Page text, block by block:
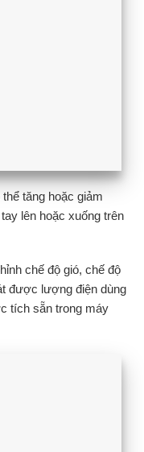
tăng hoặc giảm
lên hoặc xuống trên
chế độ gió, chế độ
được lượng điện dùng
tích sẵn trong máy